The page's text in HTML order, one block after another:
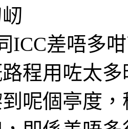
ICC差唔多
程用咗太
呢個亭度